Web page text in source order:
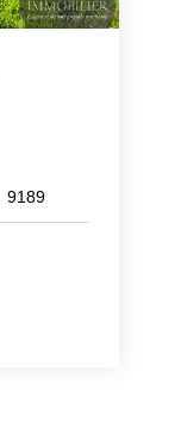
9189